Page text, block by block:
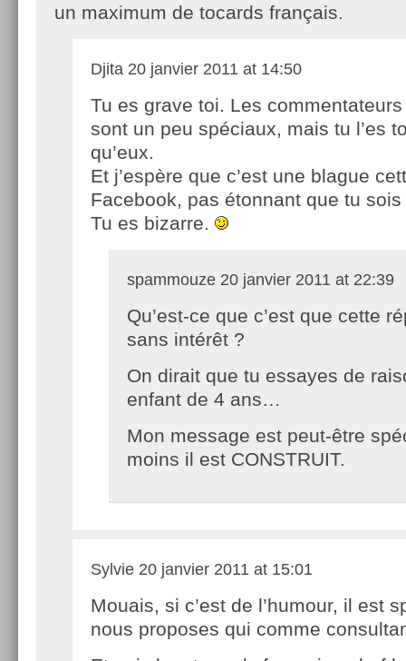
un maximum de tocards français.
Djita 20 janvier 2011 at 14:50
Tu es grave toi. Les
sont un peu spéciaux, mais tu l’es
qu’eux.
Et j’espère que c’est une blague
Facebook, pas étonnant que tu
Tu es bizarre.
spammouze 20 janvier 2011 at 22:39
Qu’est-ce que c’est que cette
sans intérêt ?
On dirait que tu essayes de
enfant de 4 ans…
Mon message est peut-être
moins il est CONSTRUIT.
Sylvie 20 janvier 2011 at 15:01
Mouais, si c’est de l’humour, il est
nous proposes qui comme